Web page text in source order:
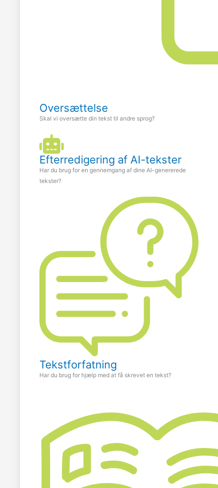
Oversættelse
Skal vi oversætte din tekst til andre sprog?
Efterredigering af AI-tekster
Har du brug for en gennemgang af dine AI-genererede
tekster?
Tekstforfatning
Har du brug for hjælp med at få skrevet en tekst?